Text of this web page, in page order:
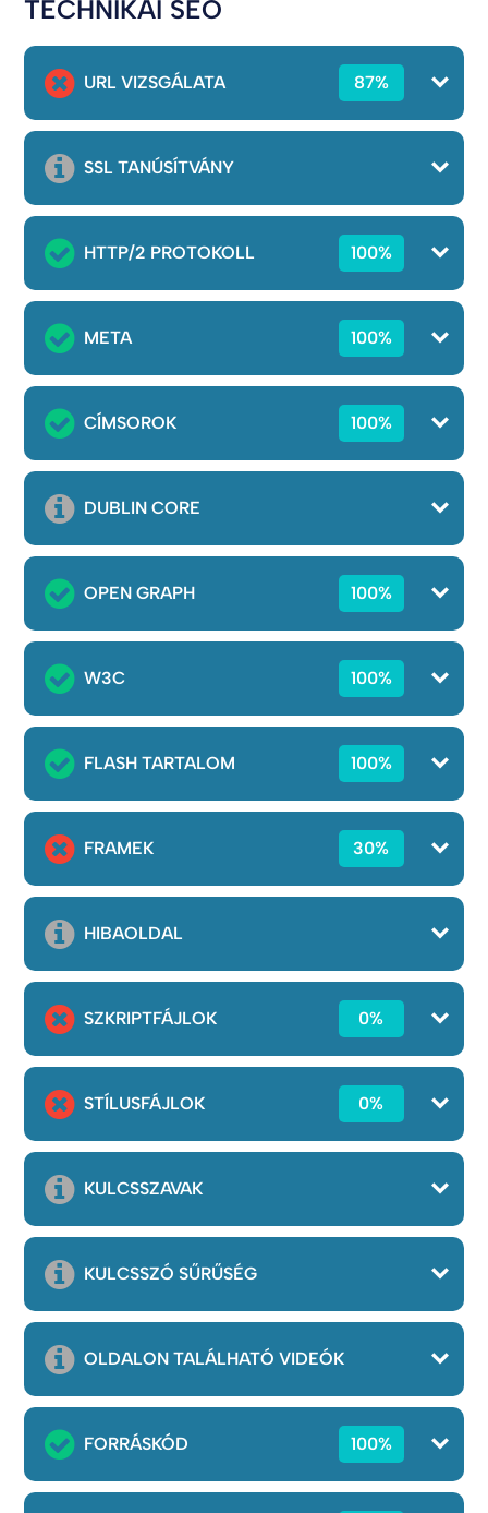
TECHNIKAI SEO
URL VIZSGÁLATA 87%
SSL TANÚSÍTVÁNY
HTTP/2 PROTOKOLL 100%
META 100%
CÍMSOROK 100%
DUBLIN CORE
OPEN GRAPH 100%
W3C 100%
FLASH TARTALOM 100%
FRAMEK 30%
HIBAOLDAL
SZKRIPTFÁJLOK 0%
STÍLUSFÁJLOK 0%
KULCSSZAVAK
KULCSSZÓ SŰRŰSÉG
OLDALON TALÁLHATÓ VIDEÓK
FORRÁSKÓD 100%